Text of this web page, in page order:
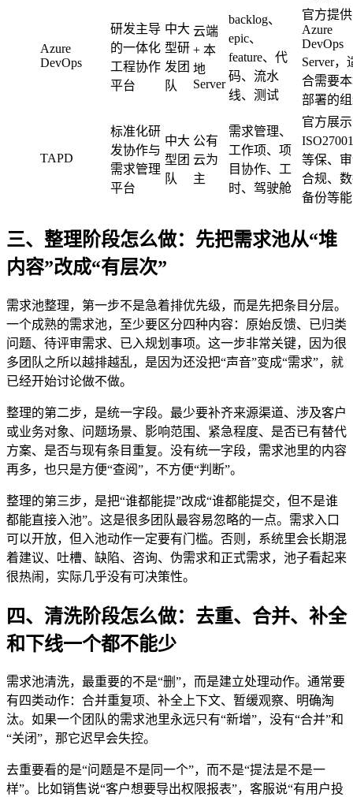
Azure
DevOps
研发主导
的一体化
工程协作
平台
中大
型研
发团
队
云端
+ 本
地
Server
backlog、
epic、
feature、代
码、流水
线、测试
官方提供
Azure
DevOps
Server，
合需要
部署的
TAPD
标准化研
发协作与
需求管理
平台
中大
型团
队
公有
云为
主
需求管理、
工作项、项
目协作、工
时、驾驶舱
官方展示
等保、
合规、
备份等
三、整理阶段怎么做：先把需求池从“堆
内容”改成“有层次”
需求池整理，第一步不是急着排优先级，而是先把条目分层。
一个成熟的需求池，至少要区分四种内容：原始反馈、已归类
问题、待评审需求、已入规划事项。这一步非常关键，因为很
多团队之所以越排越乱，是因为还没把“声音”变成“需求”，就
已经开始讨论做不做。
整理的第二步，是统一字段。最少要补齐来源渠道、涉及客户
或业务对象、问题场景、影响范围、紧急程度、是否已有替代
方案、是否与现有条目重复。没有统一字段，需求池里的内容
再多，也只是方便“查阅”，不方便“判断”。
整理的第三步，是把“谁都能提”改成“谁都能提交，但不是谁
都能直接入池”。这是很多团队最容易忽略的一点。需求入口
可以开放，但入池动作一定要有门槛。否则，系统里会长期混
着建议、吐槽、缺陷、咨询、伪需求和正式需求，池子看起来
很热闹，实际几乎没有可决策性。
四、清洗阶段怎么做：去重、合并、补全
和下线一个都不能少
需求池清洗，最重要的不是“删”，而是建立处理动作。通常要
有四类动作：合并重复项、补全上下文、暂缓观察、明确淘
汰。如果一个团队的需求池里永远只有“新增”，没有“合并”和
“关闭”，那它迟早会失控。
去重要看的是“问题是不是同一个”，而不是“提法是不是一
样”。比如销售说“客户想要导出权限报表”，客服说“有用户投